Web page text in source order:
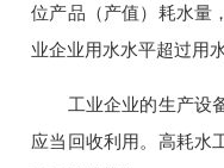
位产品（产值）耗水量
业企业用水水平超过用
工业企业的生产设备
应当回收利用。高耗水